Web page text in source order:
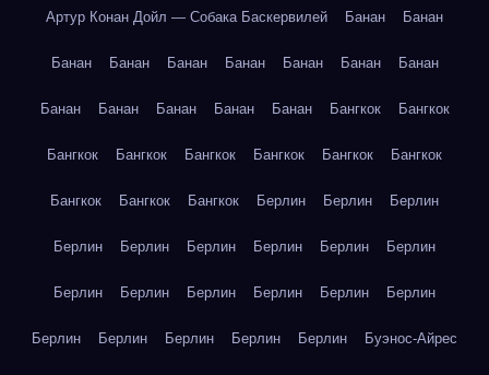
Артур Конан Дойл — Собака Баскервилей Банан Банан
Банан Банан Банан Банан Банан Банан Банан
Банан Банан Банан Банан Банан Бангкок Бангкок
Бангкок Бангкок Бангкок Бангкок Бангкок Бангкок
Бангкок Бангкок Бангкок Берлин Берлин Берлин
Берлин Берлин Берлин Берлин Берлин Берлин
Берлин Берлин Берлин Берлин Берлин Берлин
Берлин Берлин Берлин Берлин Берлин Буэнос-Айрес